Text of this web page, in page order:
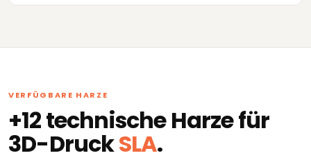
VERFÜGBARE HARZE
+12 technische Harze für
3D-DruckSLA.